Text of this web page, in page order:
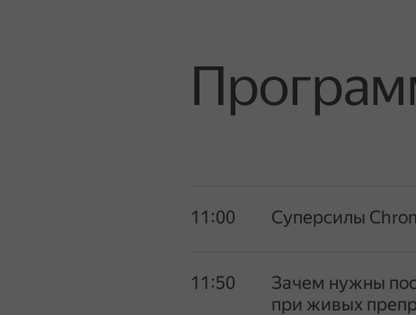
11:00 Суперсилы
11:50
Зачем нужны
при живых